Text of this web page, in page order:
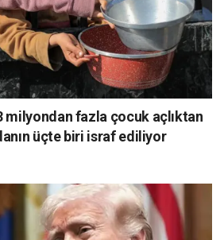
milyondan fazla çocuk açlıktan
üçte biri israf ediliyor